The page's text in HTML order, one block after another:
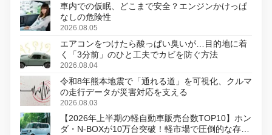
車内での仮眠、どこまで安全？エンジンかけっぱ
なしの危険性
2026.08.05
エアコンをつけたら酸っぱい臭いが…目的地に着
く「3分前」のひと工夫でカビを防ぐ方法
2026.08.04
令和8年熊本地震で「通れる道」を可視化、クルマ
の走行データが災害対応を支える
2026.08.03
【2026年上半期の軽自動車販売台数TOP10】ホン
ダ・N-BOXが10万台突破！軽市場で圧倒的な存在